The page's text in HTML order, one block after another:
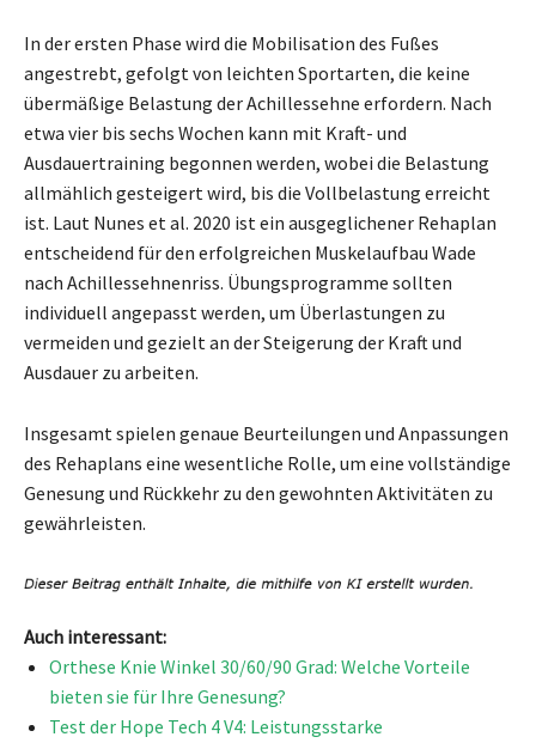
In der ersten Phase wird die Mobilisation des Fußes
angestrebt, gefolgt von leichten Sportarten, die keine
übermäßige Belastung der Achillessehne erfordern. Nach
etwa vier bis sechs Wochen kann mit Kraft- und
Ausdauertraining begonnen werden, wobei die Belastung
allmählich gesteigert wird, bis die Vollbelastung erreicht
ist. Laut Nunes et al. 2020 ist ein ausgeglichener Rehaplan
entscheidend für den erfolgreichen Muskelaufbau Wade
nach Achillessehnenriss. Übungsprogramme sollten
individuell angepasst werden, um Überlastungen zu
vermeiden und gezielt an der Steigerung der Kraft und
Ausdauer zu arbeiten.
Insgesamt spielen genaue Beurteilungen und Anpassungen
des Rehaplans eine wesentliche Rolle, um eine vollständige
Genesung und Rückkehr zu den gewohnten Aktivitäten zu
gewährleisten.
Auch interessant:
Orthese Knie Winkel 30/60/90 Grad: Welche Vorteile
bieten sie für Ihre Genesung?
Test der Hope Tech 4 V4: Leistungsstarke